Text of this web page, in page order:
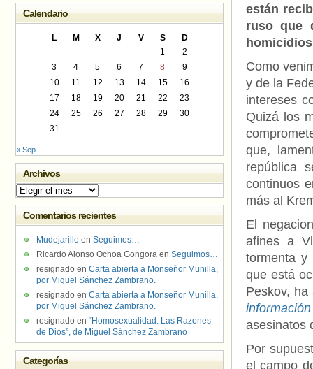
están
ruso que
Como
y de la
intereses
Quizá los
que,
república
continuos
más al
El
afines a
tormenta y
que está
Peskov,
asesinatos
Por
el campo
Calendario
L M X J V S
D
1
2
3
4 5 6 7 8
9
10
11 12 13 14 15
16
17
18 19 20 21 22
23
24
25 26 27 28 29
30
31
« Sep
Archivos
Archivos
Comentarios recientes
Mudejarillo en Seguimos…
Ricardo Alonso Ochoa Gongora en Seguimos…
resignado en Carta abierta a Monseñor Munilla,
por Miguel Sánchez Zambrano.
resignado en Carta abierta a Monseñor Munilla,
por Miguel Sánchez Zambrano.
resignado en “Homosexualidad. Las Razones
de Dios”, de Miguel Sánchez Zambrano
Categorías